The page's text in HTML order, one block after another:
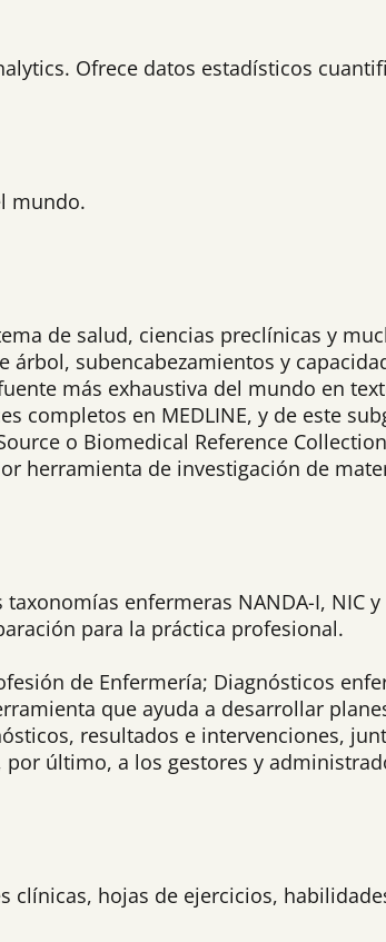
Ofrece datos estadísticos
mundo.
de salud, ciencias preclínicas y
subencabezamientos y
más exhaustiva del mundo en
completos en MEDLINE, y de este
o Biomedical Reference
herramienta de investigación de
enfermeras NANDA-I, NIC
para la práctica profesional.
de Enfermería; Diagnósticos
que ayuda a desarrollar
resultados e intervenciones,
último, a los gestores y
clínicas, hojas de ejercicios,